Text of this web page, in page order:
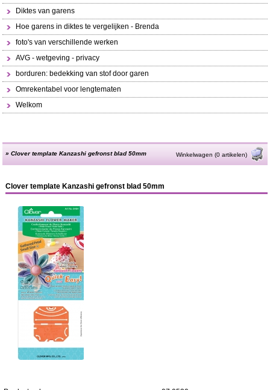
Diktes van garens
Hoe garens in diktes te vergelijken - Brenda
foto's van verschillende werken
AVG - wetgeving - privacy
borduren: bedekking van stof door garen
Omrekentabel voor lengtematen
Welkom
»Clover template Kanzashi gefronst blad 50mm Winkelwagen (0 artikelen)
Clover template Kanzashi gefronst blad 50mm